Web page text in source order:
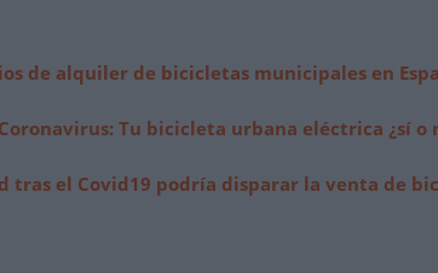
de alquiler de bicicletas municipales en
Tu bicicleta urbana eléctrica ¿sí o
tras el Covid19 podría disparar la venta de